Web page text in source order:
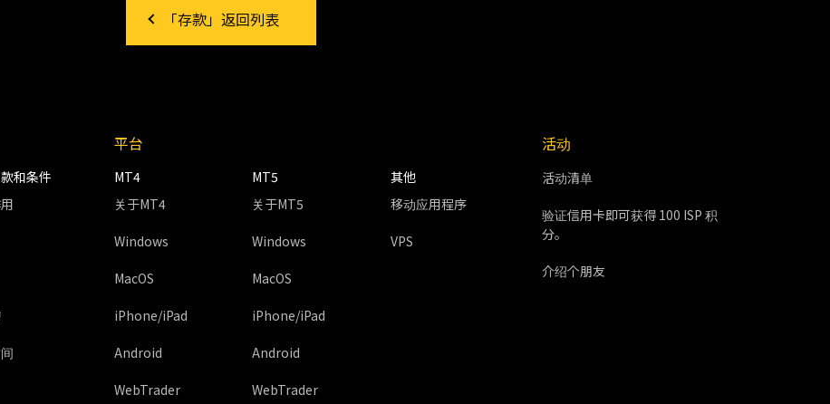
「存款」返回列表
和条件
平台
MT4
关于MT4
Windows
MacOS
iPhone/iPad
Android
WebTrader
MT5
关于MT5
Windows
MacOS
iPhone/iPad
Android
WebTrader
其他
移动应用程序
VPS
活动
活动清单
验证信用卡即可获得 100 ISP 积
分。
介绍个朋友